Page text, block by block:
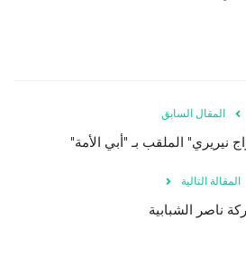
المقال السابق
نيريري" الملقب بـ "أبي الأمة"
المقالة التالية
ناصر الشبابية